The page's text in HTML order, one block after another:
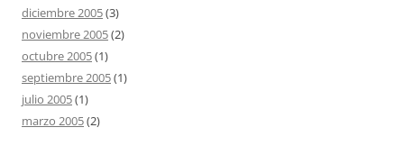
diciembre 2005(3)
noviembre 2005(2)
octubre 2005(1)
septiembre 2005(1)
julio 2005(1)
marzo 2005(2)